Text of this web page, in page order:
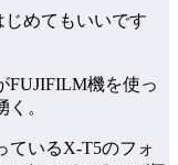
めてもいいです
FUJIFILM機を使っ
。
ているX-T5のフォ